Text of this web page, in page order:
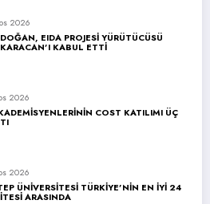
2026
EIDA PROJESİ YÜRÜTÜCÜSÜ
KABUL ETTİ
2026
COST KATILIMI ÜÇ
2026
ÜNİVERSİTESİ TÜRKİYE’NİN EN İYİ 24
ARASINDA